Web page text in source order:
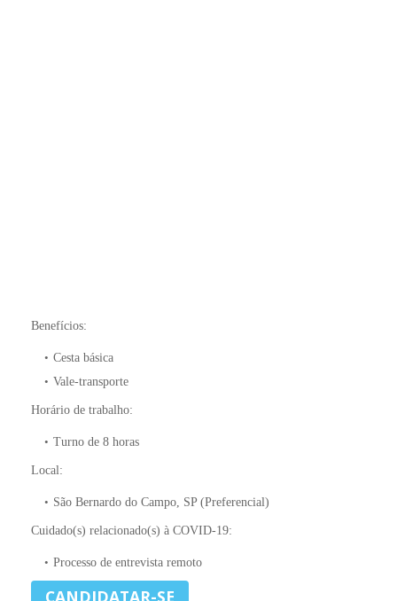
Benefícios:
Cesta básica
Vale-transporte
Horário de trabalho:
Turno de 8 horas
Local:
São Bernardo do Campo, SP (Preferencial)
Cuidado(s) relacionado(s) à COVID-19:
Processo de entrevista remoto